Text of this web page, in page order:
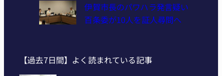
伊賀市長のパワハラ発言疑い
百条委が10人を証人尋問へ
【過去7日間】よく読まれている記事